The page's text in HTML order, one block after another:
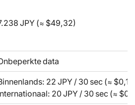
JPY (≈ $49,32)
data
22 JPY / 30 sec (≈
20 JPY / 30 sec (≈